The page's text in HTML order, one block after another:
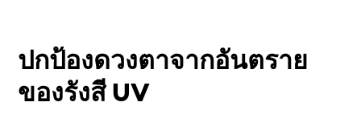
ปกป้องดวงตาจากอันตราย
ของรังสี UV